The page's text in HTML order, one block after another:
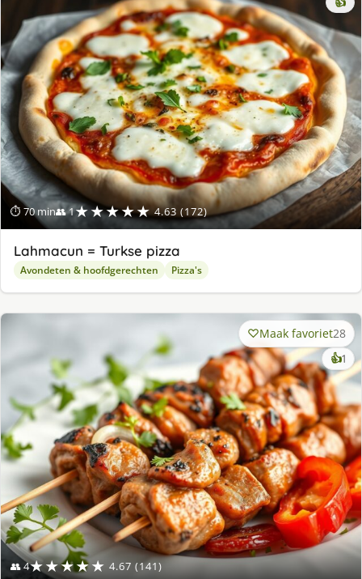
⏱ 70 min👥 1★★★★★ 4.63 (172)
Lahmacun = Turkse pizza
Avondeten & hoofdgerechten Pizza's
👥 4★★★★★ 4.67 (141)
Maak favoriet28
👍1